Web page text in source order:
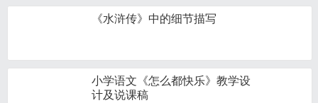
《水浒传》中的细节描写
小学语文《怎么都快乐》教学设
计及说课稿